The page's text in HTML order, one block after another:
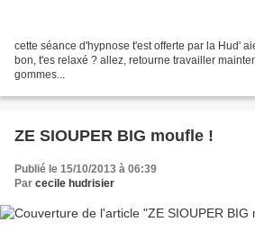
cette séance d'hypnose t'est offerte par la Hud'
bon, t'es relaxé ? allez, retourne travailler
gommes...
ZE SIOUPER BIG moufle !
Publié le 15/10/2013 à 06:39
Par cecile hudrisier